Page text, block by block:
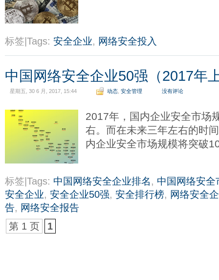
标签|Tags: 安全企业, 网络安全投入
中国网络安全企业50强（2017年
星期五, 30 6 月, 2017, 15:44 动态 安全管理 没有评论
2017年，国内企业安全市场
右。而在未来三年左右的时
内企业安全市场规模将突破
标签|Tags: 中国网络安全企业排名 , 中国网络安全
安全企业, 安全企业50强, 安全排行榜, 网络安全
告, 网络安全报告
第 1 页
1